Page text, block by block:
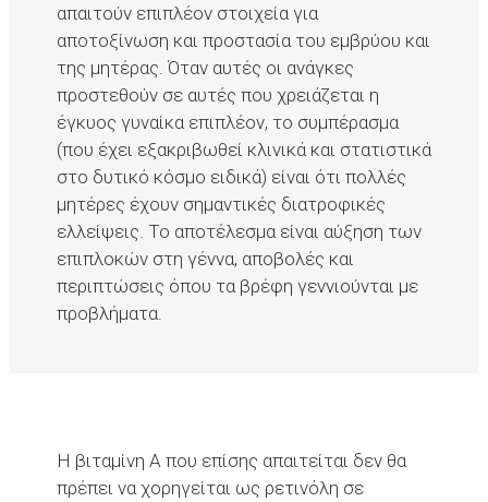
απαιτούν επιπλέον στοιχεία για
αποτοξίνωση και προστασία του εμβρύου και
της μητέρας. Όταν αυτές οι ανάγκες
προστεθούν σε αυτές που χρειάζεται η
έγκυος γυναίκα επιπλέον, το συμπέρασμα
(που έχει εξακριβωθεί κλινικά και στατιστικά
στο δυτικό κόσμο ειδικά) είναι ότι πολλές
μητέρες έχουν σημαντικές διατροφικές
ελλείψεις. Το αποτέλεσμα είναι αύξηση των
επιπλοκών στη γέννα, αποβολές και
περιπτώσεις όπου τα βρέφη γεννιούνται με
προβλήματα.
Η βιταμίνη Α που επίσης απαιτείται δεν θα
πρέπει να χορηγείται ως ρετινόλη σε